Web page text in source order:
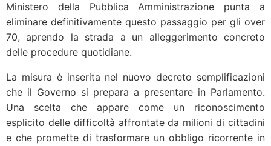
Ministero della Pubblica Amministrazione punta a
eliminare definitivamente questo passaggio per gli over
70, aprendo la strada a un alleggerimento concreto
delle procedure quotidiane.
La misura è inserita nel nuovo decreto semplificazioni
che il Governo si prepara a presentare in Parlamento.
Una scelta che appare come un riconoscimento
esplicito delle difficoltà affrontate da milioni di cittadini
e che promette di trasformare un obbligo ricorrente in